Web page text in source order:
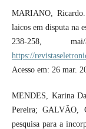
MARIANO,
laicos em disputa na
238-258,
https://
Acesso em: 26 mar.
MENDES, Karina
Pereira; GALVÃO,
pesquisa para a